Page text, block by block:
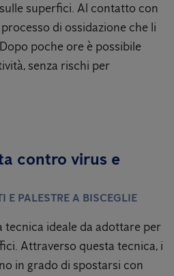
superfici. Al contatto con
di ossidazione che li
poche ore è possibile
senza rischi per
contro virus e
E PALESTRE A BISCEGLIE
tecnica ideale da adottare per
Attraverso questa tecnica, i
in grado di spostarsi con